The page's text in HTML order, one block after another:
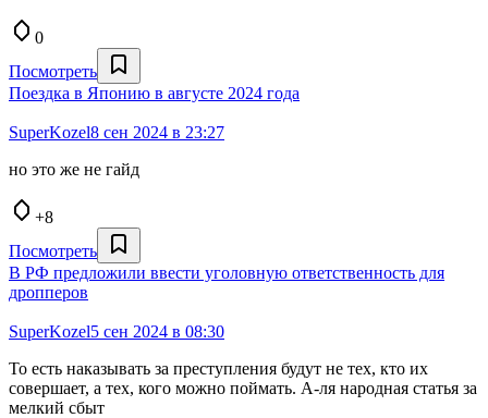
0
Посмотреть
Поездка в Японию в августе 2024 года
SuperKozel8 сен 2024 в 23:27
но это же не гайд
+8
Посмотреть
В РФ предложили ввести уголовную ответственность для
дропперов
SuperKozel5 сен 2024 в 08:30
То есть наказывать за преступления будут не тех, кто их
совершает, а тех, кого можно поймать. А-ля народная статья за
мелкий сбыт